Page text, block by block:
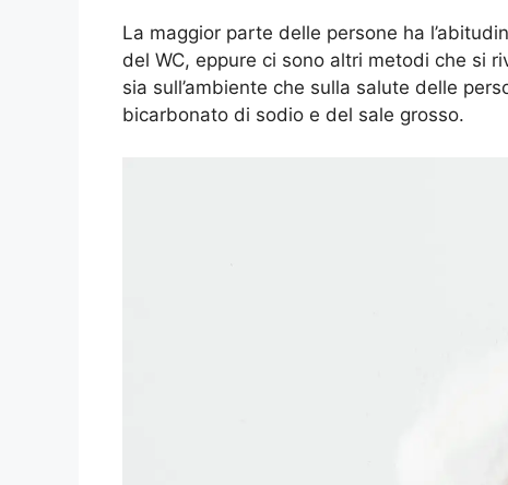
La maggior parte delle persone ha
del WC, eppure ci sono altri metodi che si
sia sull’ambiente che sulla salute delle
bicarbonato di sodio e del sale grosso.